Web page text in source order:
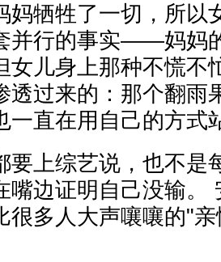
妈牺牲了一切，所以
并行的事实——妈妈
女儿身上那种不慌不
透过来的：那个翻雨
一直在用自己的方式
要上综艺说，也不是
嘴边证明自己没输。
很多人大声嚷嚷的"